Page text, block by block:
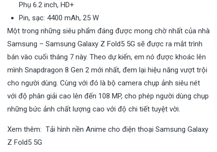
Phụ 6.2 inch, HD+
Pin, sạc: 4400 mAh, 25 W
Một trong những siêu phẩm đáng được mong chờ nhất của nhà
Samsung – Samsung Galaxy Z Fold5 5G sẽ được ra mắt trình
bán vào cuối tháng 7 này. Theo dự kiến, em nó được khoác lên
mình Snapdragon 8 Gen 2 mới nhất, đem lại hiệu năng vượt trội
cho người dùng. Cùng với đó là bộ camera chụp ảnh siêu nét
với độ phân giải cao lên đến 108 MP, cho phép người dùng chụp
những bức ảnh chất lượng cao với độ chi tiết tuyệt vời.
Xem thêm: Tải hình nền Anime cho điện thoại Samsung Galaxy
Z Fold5 5G